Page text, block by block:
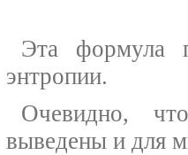
Эта формула
энтропии.
Очевидно,
выведены и для